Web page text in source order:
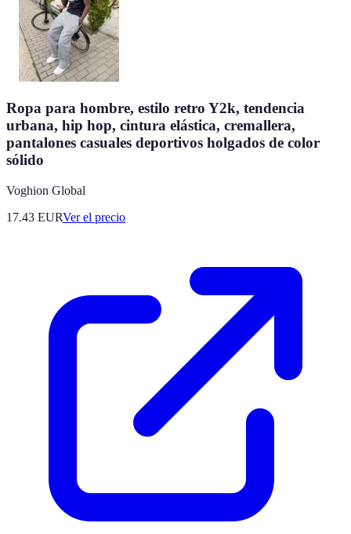
Ropa para hombre, estilo retro Y2k, tendencia
urbana, hip hop, cintura elástica, cremallera,
pantalones casuales deportivos holgados de color
sólido
Voghion Global
17.43 EURVer el precio